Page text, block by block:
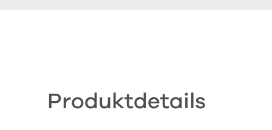
Produktdetails